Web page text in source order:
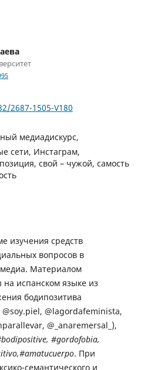
2687-1505-V180
медиадискурс,
сети, Инстаграм,
свой – чужой, самость
изучения средств
вопросов в
Материалом
на испанском языке из
бодипозитива
@lagordafeminista,
@_anaremersal_),
#gordofobia,
. При
семантического и